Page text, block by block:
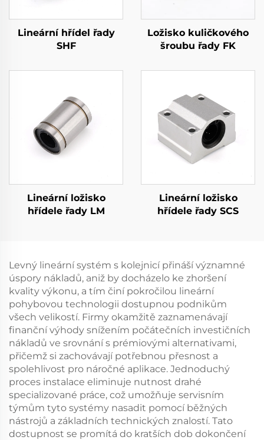
Lineární hřídel řady
SHF
Ložisko kuličkového
šroubu řady FK
Lineární ložisko
hřídele řady LM
Lineární ložisko
hřídele řady SCS
Levný lineární systém s kolejnicí přináší významné
úspory nákladů, aniž by docházelo ke zhoršení
kvality výkonu, a tím činí pokročilou lineární
pohybovou technologii dostupnou podnikům
všech velikostí. Firmy okamžitě zaznamenávají
finanční výhody snížením počátečních investičních
nákladů ve srovnání s prémiovými alternativami,
přičemž si zachovávají potřebnou přesnost a
spolehlivost pro náročné aplikace. Jednoduchý
proces instalace eliminuje nutnost drahé
specializované práce, což umožňuje servisním
týmům tyto systémy nasadit pomocí běžných
nástrojů a základních technických znalostí. Tato
dostupnost se promítá do kratších dob dokončení